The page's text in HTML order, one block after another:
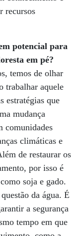
recursos
potencial para
em pé?
temos de olhar
trabalhar aquele
estratégias que
mudança
comunidades
climáticas e
de restaurar os
por isso é
soja e gado.
da água. É
a segurança
tempo em que